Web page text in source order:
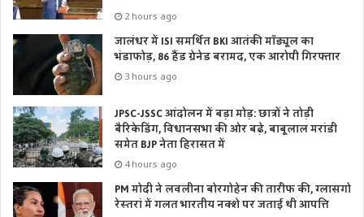
2 hours ago
जालंधर में ISI समर्थित BKI आतंकी मॉड्यूल का
भंडाफोड़, 86 हैंड ग्रेनेड बरामद, एक आरोपी गिरफ्तार
3 hours ago
JPSC-JSSC आंदोलन में बड़ा मोड़: छात्रों ने तोड़ी
बैरिकेडिंग, विधानसभा की ओर बढ़े, बाबूलाल मरांडी
समेत BJP नेता हिरासत में
4 hours ago
PM मोदी ने लवलीना बोरगोहेन की तारीफ की, ग्लासगो
रेस्तरां में गलत भारतीय नक्शे पर जताई थी आपत्ति